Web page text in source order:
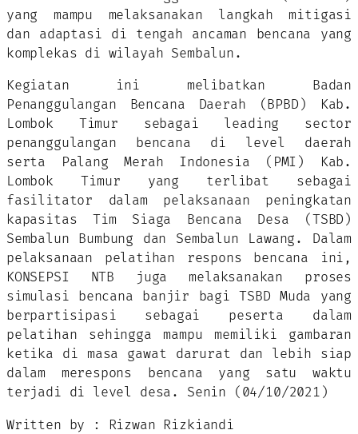
yang mampu melaksanakan langkah mitigasi
dan adaptasi di tengah ancaman bencana yang
komplekas di wilayah Sembalun.
Kegiatan ini melibatkan Badan
Penanggulangan Bencana Daerah (BPBD) Kab.
Lombok Timur sebagai leading sector
penanggulangan bencana di level daerah
serta Palang Merah Indonesia (PMI) Kab.
Lombok Timur yang terlibat sebagai
fasilitator dalam pelaksanaan peningkatan
kapasitas Tim Siaga Bencana Desa (TSBD)
Sembalun Bumbung dan Sembalun Lawang. Dalam
pelaksanaan pelatihan respons bencana ini,
KONSEPSI NTB juga melaksanakan proses
simulasi bencana banjir bagi TSBD Muda yang
berpartisipasi sebagai peserta dalam
pelatihan sehingga mampu memiliki gambaran
ketika di masa gawat darurat dan lebih siap
dalam merespons bencana yang satu waktu
terjadi di level desa. Senin (04/10/2021)
Written by : Rizwan Rizkiandi